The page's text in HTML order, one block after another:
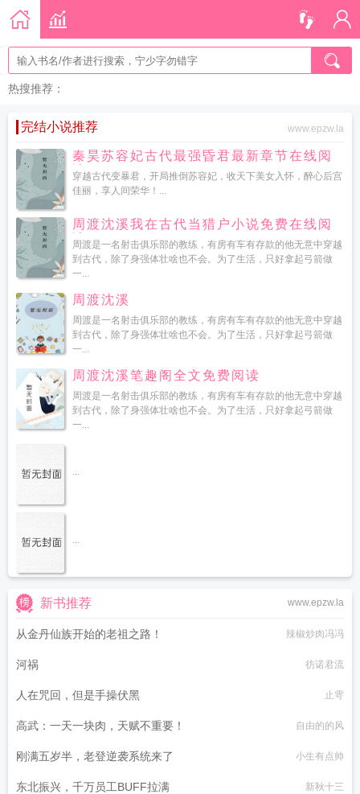
热搜推荐：
完结小说推荐 www.epzw.la
秦昊苏容妃古代最强昏君最新章节在线阅
读
穿越古代变暴君，开局推倒苏容妃，收天下美女入怀，醉心后宫
佳丽，享人间荣华！...
周渡沈溪我在古代当猎户小说免费在线阅
读
周渡是一名射击俱乐部的教练，有房有车有存款的他无意中穿越
到古代，除了身强体壮啥也不会。为了生活，只好拿起弓箭做
一...
周渡沈溪
周渡是一名射击俱乐部的教练，有房有车有存款的他无意中穿越
到古代，除了身强体壮啥也不会。为了生活，只好拿起弓箭做
一...
周渡沈溪笔趣阁全文免费阅读
周渡是一名射击俱乐部的教练，有房有车有存款的他无意中穿越
到古代，除了身强体壮啥也不会。为了生活，只好拿起弓箭做
一...
...
...
www.epzw.la
新书推荐
从金丹仙族开始的老祖之路！ 辣椒炒肉冯冯
河祸 彷诺君流
人在咒回，但是手操伏黑 止雩
高武：一天一块肉，天赋不重要！ 自由的的风
刚满五岁半，老登逆袭系统来了 小生有点帅
东北振兴，千万员工BUFF拉满 新秋十三